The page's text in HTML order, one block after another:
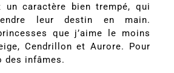
un caractère bien trempé, qui
leur destin en main.
que j’aime le moins
Cendrillon et Aurore. Pour
des infâmes.